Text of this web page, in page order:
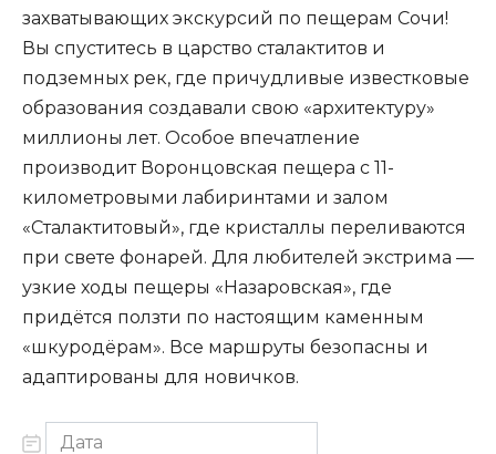
захватывающих экскурсий по пещерам Сочи!
Вы спуститесь в царство сталактитов и
подземных рек, где причудливые известковые
образования создавали свою «архитектуру»
миллионы лет. Особое впечатление
производит Воронцовская пещера с 11-
километровыми лабиринтами и залом
«Сталактитовый», где кристаллы переливаются
при свете фонарей. Для любителей экстрима —
узкие ходы пещеры «Назаровская», где
придётся ползти по настоящим каменным
«шкуродёрам». Все маршруты безопасны и
адаптированы для новичков.